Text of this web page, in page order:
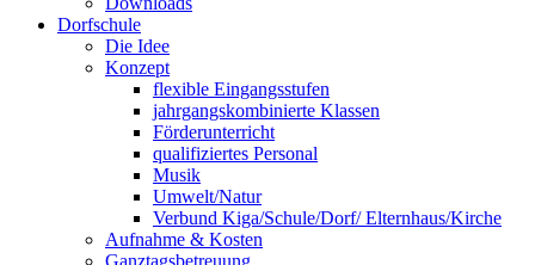
Dorfschule
Die Idee
Konzept
flexible Eingangsstufen
jahrgangskombinierte Klassen
Förderunterricht
qualifiziertes Personal
Musik
Umwelt/Natur
Verbund Kiga/Schule/Dorf/ Elternhaus/Kirche
Aufnahme & Kosten